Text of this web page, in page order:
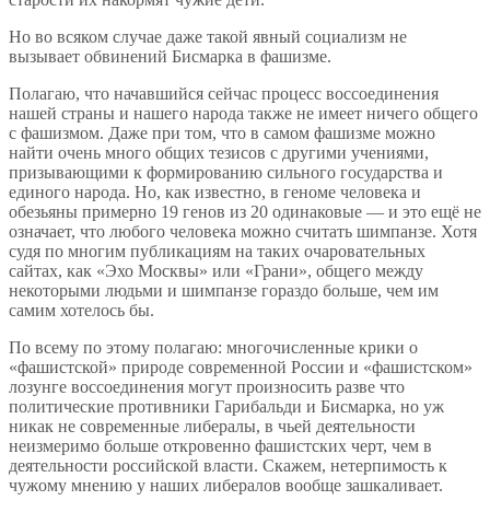
Но во всяком случае даже такой явный социализм не
вызывает обвинений Бисмарка в фашизме.
Полагаю, что начавшийся сейчас процесс воссоединения
нашей страны и нашего народа также не имеет ничего общего
с фашизмом. Даже при том, что в самом фашизме можно
найти очень много общих тезисов с другими учениями,
призывающими к формированию сильного государства и
единого народа. Но, как известно, в геноме человека и
обезьяны примерно 19 генов из 20 одинаковые — и это ещё не
означает, что любого человека можно считать шимпанзе. Хотя
судя по многим публикациям на таких очаровательных
сайтах, как «Эхо Москвы» или «Грани», общего между
некоторыми людьми и шимпанзе гораздо больше, чем им
самим хотелось бы.
По всему по этому полагаю: многочисленные крики о
«фашистской» природе современной России и «фашистском»
лозунге воссоединения могут произносить разве что
политические противники Гарибальди и Бисмарка, но уж
никак не современные либералы, в чьей деятельности
неизмеримо больше откровенно фашистских черт, чем в
деятельности российской власти. Скажем, нетерпимость к
чужому мнению у наших либералов вообще зашкаливает.